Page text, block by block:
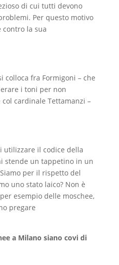
di cui tutti devono
Per questo motivo
contro la sua
colloca fra Formigoni – che
i toni per non
cardinale Tettamanzi –
utilizzare il codice della
stende un tappetino in un
per il rispetto del
uno stato laico? Non è
esempio delle moschee,
pregare
a Milano siano covi di